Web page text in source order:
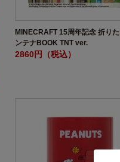
MINECRAFT 15周年記念 折りた
ンテナBOOK TNT ver.
2860円（税込）